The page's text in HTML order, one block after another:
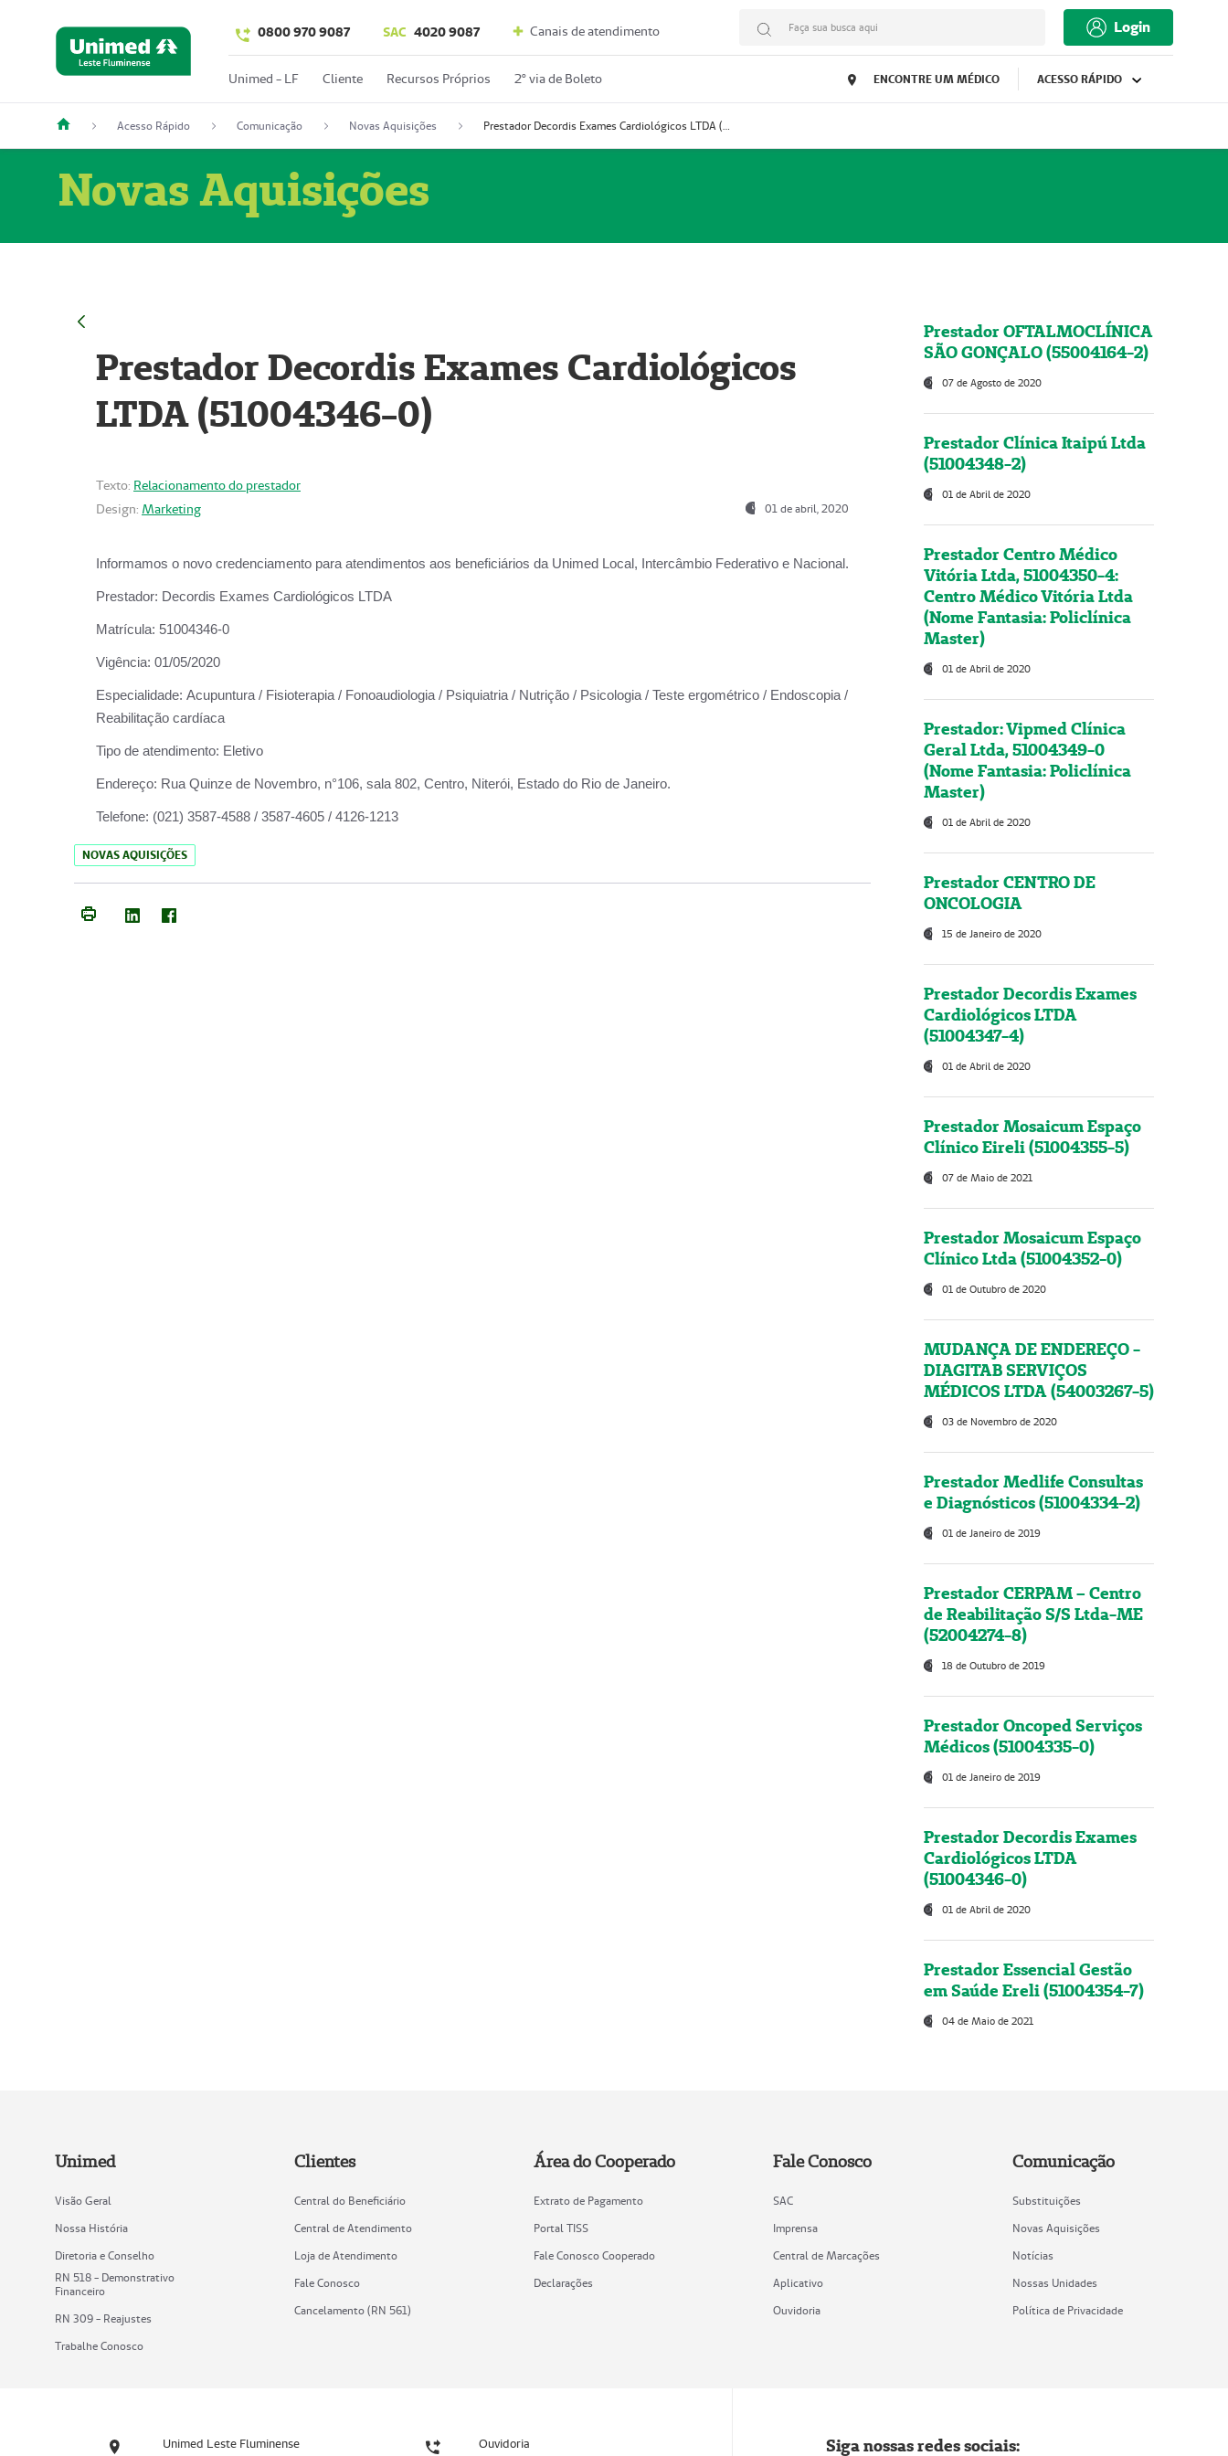
0800 970 9087 SAC 4020 9087 Canais de atendimento Faça sua busca aqui Login
Unimed - LF Cliente Recursos Próprios 2º via de Boleto ENCONTRE UM MÉDICO ACESSO RÁPIDO
Acesso Rápido Comunicação Novas Aquisições Prestador Decordis Exames Cardiológicos LTDA (51004346-0)
Novas Aquisições
Prestador Decordis Exames Cardiológicos
LTDA (51004346-0)
Texto: Relacionamento do prestador
Design: Marketing 01 de abril, 2020
Informamos o novo credenciamento para atendimentos aos beneficiários da Unimed Local, Intercâmbio Federativo e Nacional.
Prestador: Decordis Exames Cardiológicos LTDA
Matrícula: 51004346-0
Vigência: 01/05/2020
Especialidade: Acupuntura / Fisioterapia / Fonoaudiologia / Psiquiatria / Nutrição / Psicologia / Teste ergométrico / Endoscopia /
Reabilitação cardíaca
Tipo de atendimento: Eletivo
Endereço: Rua Quinze de Novembro, n°106, sala 802, Centro, Niterói, Estado do Rio de Janeiro.
Telefone: (021) 3587-4588 / 3587-4605 / 4126-1213
NOVAS AQUISIÇÕES
Prestador OFTALMOCLÍNICA
SÃO GONÇALO (55004164-2)
07 de Agosto de 2020
Prestador Clínica Itaipú Ltda
(51004348-2)
01 de Abril de 2020
Prestador Centro Médico
Vitória Ltda, 51004350-4:
Centro Médico Vitória Ltda
(Nome Fantasia: Policlínica
Master)
01 de Abril de 2020
Prestador: Vipmed Clínica
Geral Ltda, 51004349-0
(Nome Fantasia: Policlínica
Master)
01 de Abril de 2020
Prestador CENTRO DE
ONCOLOGIA
15 de Janeiro de 2020
Prestador Decordis Exames
Cardiológicos LTDA
(51004347-4)
01 de Abril de 2020
Prestador Mosaicum Espaço
Clínico Eireli (51004355-5)
07 de Maio de 2021
Prestador Mosaicum Espaço
Clínico Ltda (51004352-0)
01 de Outubro de 2020
MUDANÇA DE ENDEREÇO -
DIAGITAB SERVIÇOS
MÉDICOS LTDA (54003267-5)
03 de Novembro de 2020
Prestador Medlife Consultas
e Diagnósticos (51004334-2)
01 de Janeiro de 2019
Prestador CERPAM – Centro
de Reabilitação S/S Ltda-ME
(52004274-8)
18 de Outubro de 2019
Prestador Oncoped Serviços
Médicos (51004335-0)
01 de Janeiro de 2019
Prestador Decordis Exames
Cardiológicos LTDA
(51004346-0)
01 de Abril de 2020
Prestador Essencial Gestão
em Saúde Ereli (51004354-7)
04 de Maio de 2021
Unimed
Visão Geral
Nossa História
Diretoria e Conselho
RN 518 - Demonstrativo
Financeiro
RN 309 - Reajustes
Trabalhe Conosco
Clientes
Central do Beneficiário
Central de Atendimento
Loja de Atendimento
Fale Conosco
Cancelamento (RN 561)
Área do Cooperado
Extrato de Pagamento
Portal TISS
Fale Conosco Cooperado
Declarações
Fale Conosco
SAC
Imprensa
Central de Marcações
Aplicativo
Ouvidoria
Comunicação
Substituições
Novas Aquisições
Notícias
Nossas Unidades
Política de Privacidade
Unimed Leste Fluminense Ouvidoria Siga nossas redes sociais: